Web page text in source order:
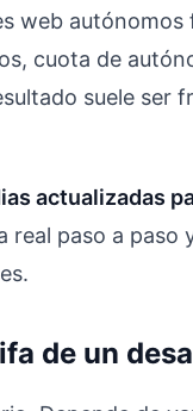
web autónomos
cuota de
suele ser
actualizadas
paso a paso
de un